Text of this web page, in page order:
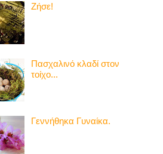
Ζήσε!
Πασχαλινό κλαδί στον
τοίχο...
Γεννήθηκα Γυναίκα.